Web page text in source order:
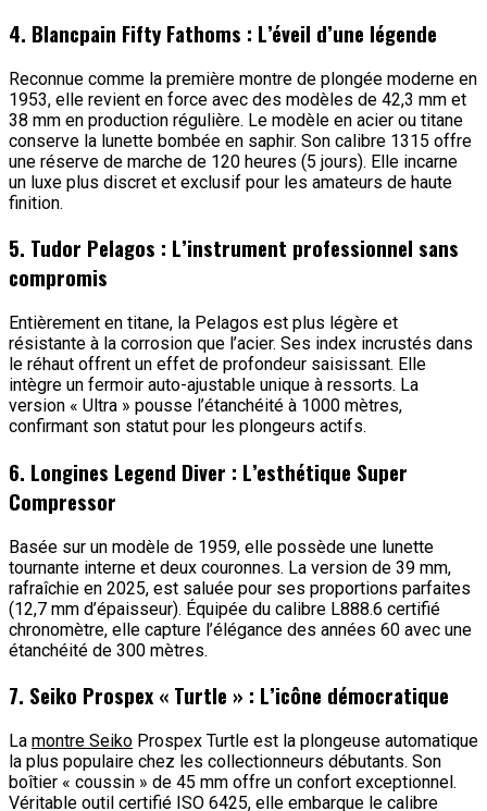
4. Blancpain Fifty Fathoms : L’éveil d’une légende
Reconnue comme la première montre de plongée moderne en
1953, elle revient en force avec des modèles de 42,3 mm et
38 mm en production régulière. Le modèle en acier ou titane
conserve la lunette bombée en saphir. Son calibre 1315 offre
une réserve de marche de 120 heures (5 jours). Elle incarne
un luxe plus discret et exclusif pour les amateurs de haute
finition.
5. Tudor Pelagos : L’instrument professionnel sans
compromis
Entièrement en titane, la Pelagos est plus légère et
résistante à la corrosion que l’acier. Ses index incrustés dans
le réhaut offrent un effet de profondeur saisissant. Elle
intègre un fermoir auto-ajustable unique à ressorts. La
version « Ultra » pousse l’étanchéité à 1000 mètres,
confirmant son statut pour les plongeurs actifs.
6. Longines Legend Diver : L’esthétique Super
Compressor
Basée sur un modèle de 1959, elle possède une lunette
tournante interne et deux couronnes. La version de 39 mm,
rafraîchie en 2025, est saluée pour ses proportions parfaites
(12,7 mm d’épaisseur). Équipée du calibre L888.6 certifié
chronomètre, elle capture l’élégance des années 60 avec une
étanchéité de 300 mètres.
7. Seiko Prospex « Turtle » : L’icône démocratique
La montre Seiko Prospex Turtle est la plongeuse automatique
la plus populaire chez les collectionneurs débutants. Son
boîtier « coussin » de 45 mm offre un confort exceptionnel.
Véritable outil certifié ISO 6425, elle embarque le calibre